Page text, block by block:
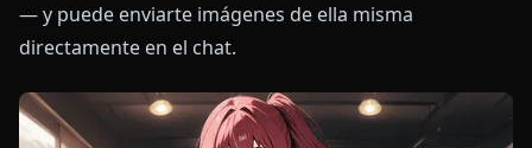
— y puede enviarte imágenes de ella misma
directamente en el chat.